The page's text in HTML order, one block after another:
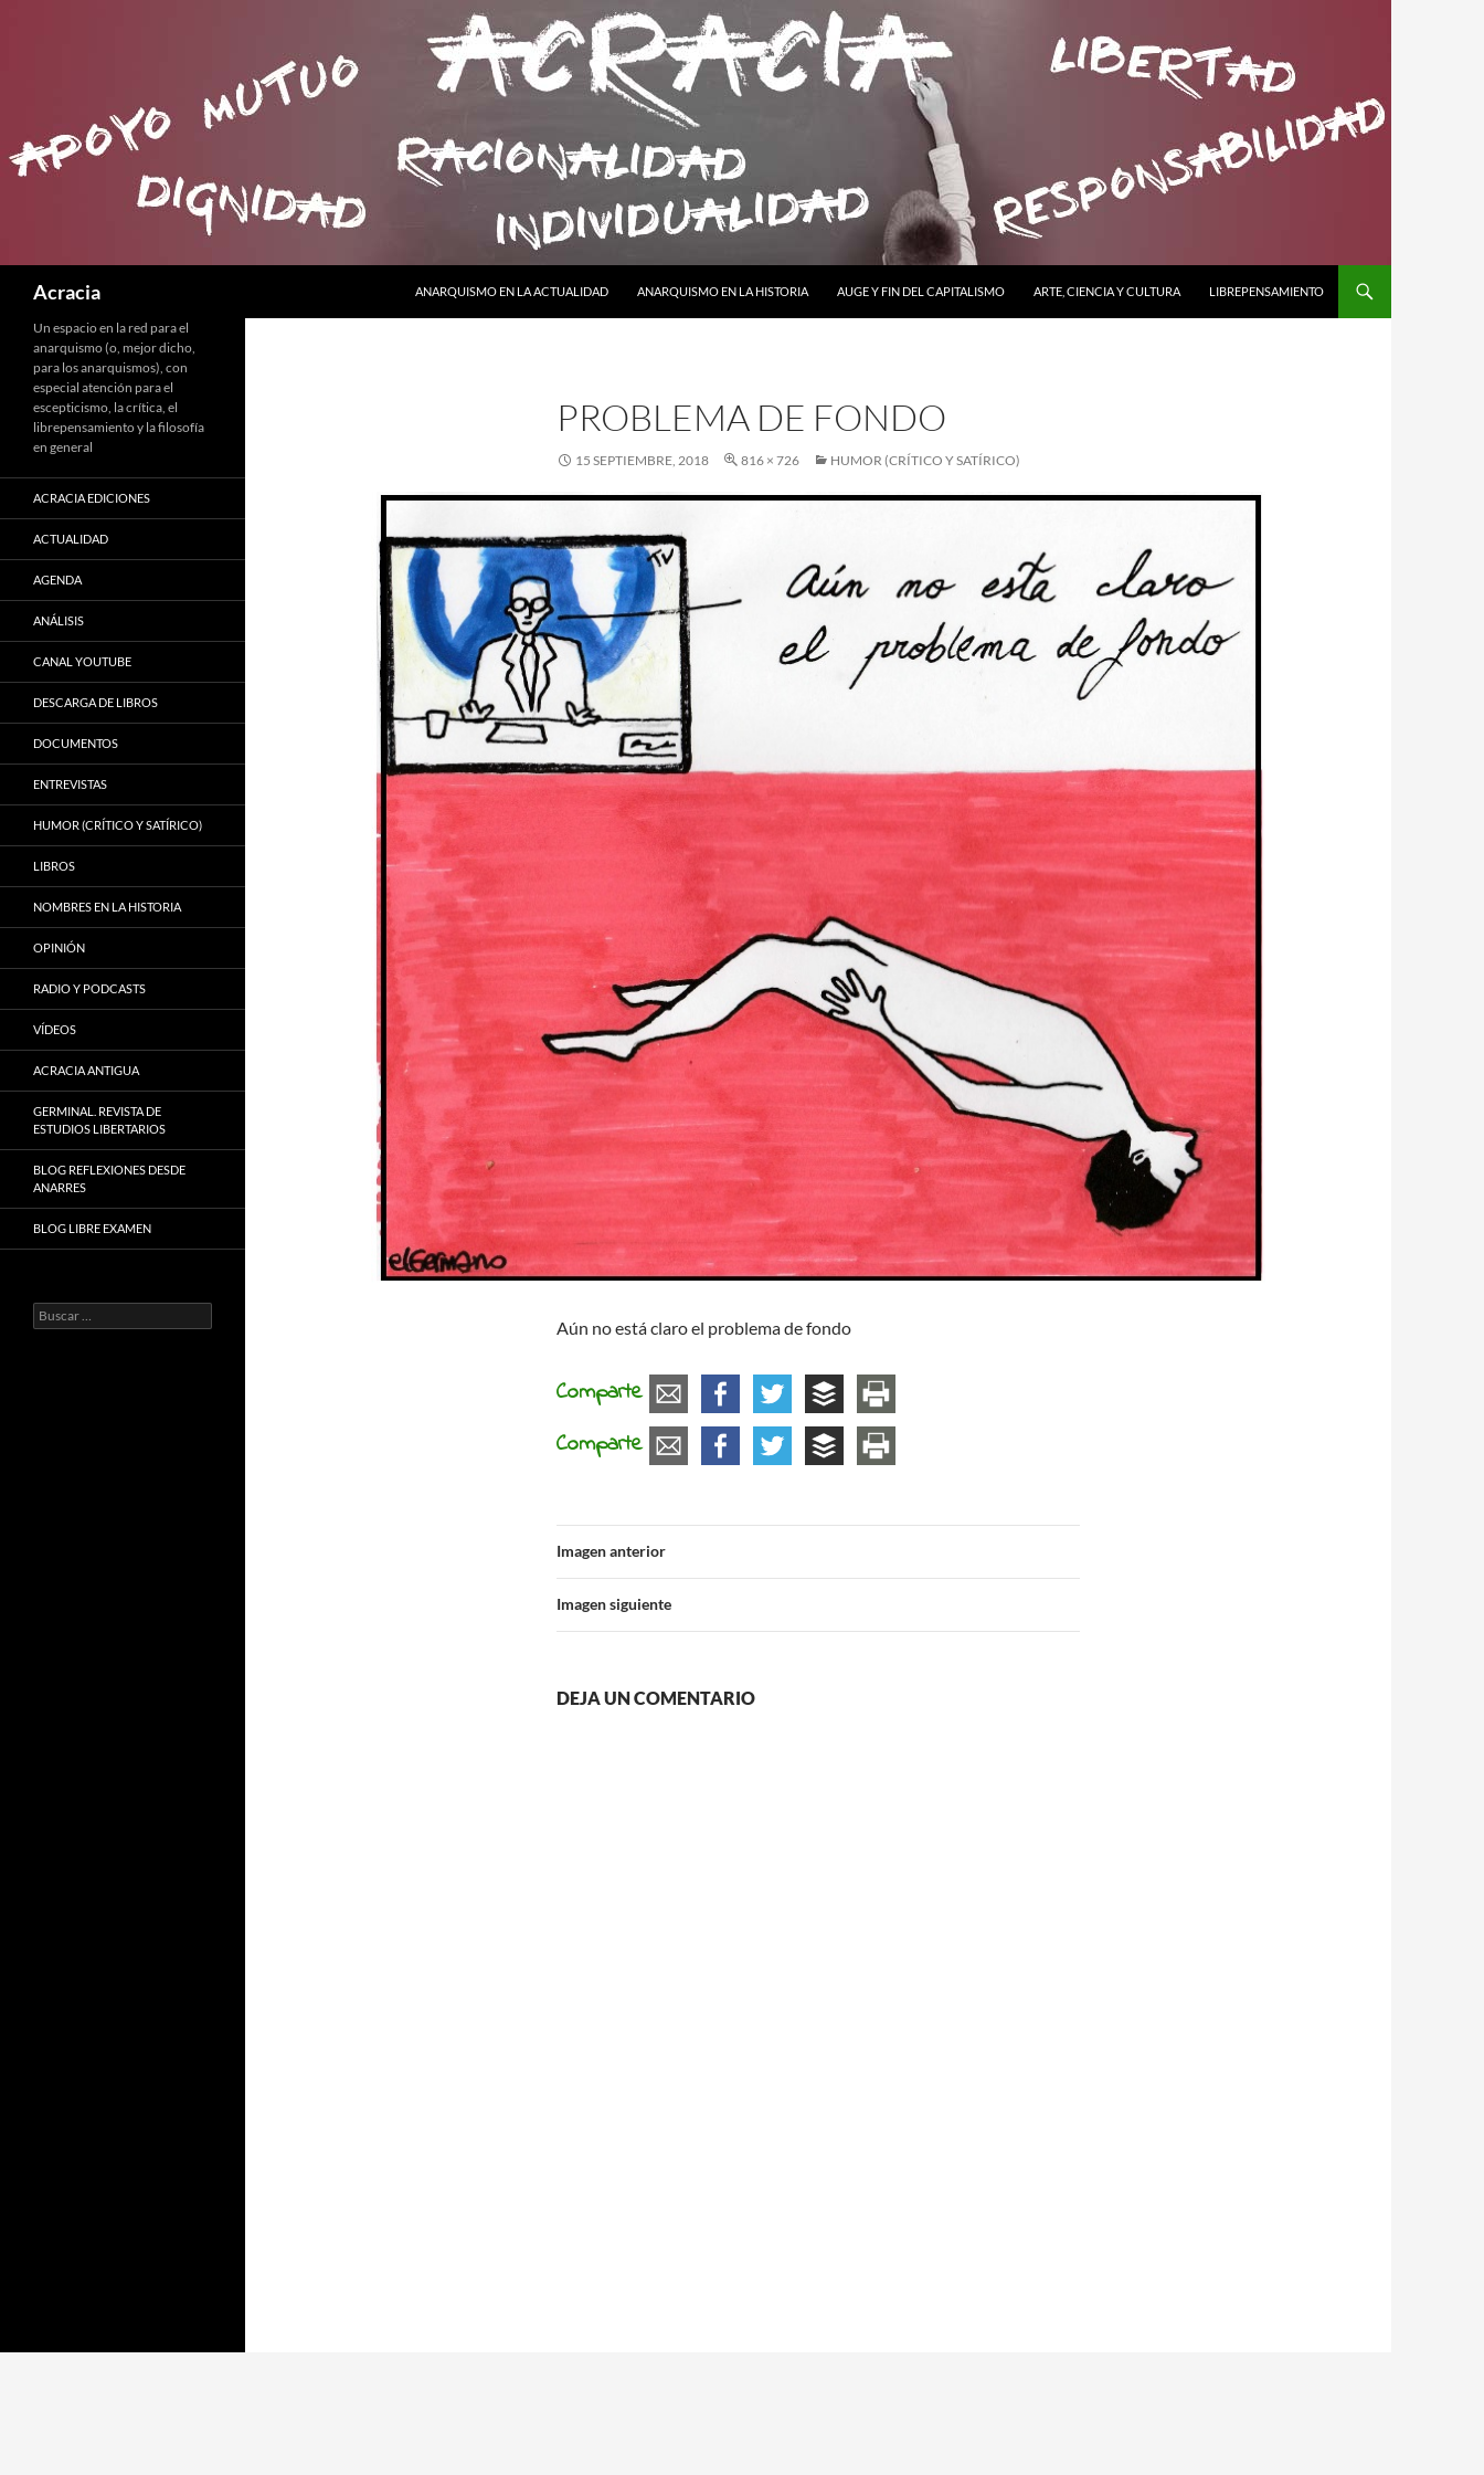
Acracia
ANARQUISMO EN LA ACTUALIDAD
ANARQUISMO EN LA HISTORIA AUGE Y FIN DEL CAPITALISMO ARTE, CIENCIA Y CULTURA LIBREPENSAMIENTO
PROBLEMA DE FONDO
15 SEPTIEMBRE, 2018 816 × 726 HUMOR (CRÍTICO Y SATÍRICO)
Aún no está claro el problema de fondo
Comparte
Comparte
Imagen anterior
Imagen siguiente
DEJA UN COMENTARIO
Un espacio en la red para el
anarquismo (o, mejor dicho,
para los anarquismos), con
especial atención para el
escepticismo, la crítica, el
librepensamiento y la filosofía
en general
ACRACIA EDICIONES
ACTUALIDAD
AGENDA
ANÁLISIS
CANAL YOUTUBE
DESCARGA DE LIBROS
DOCUMENTOS
ENTREVISTAS
HUMOR (CRÍTICO Y SATÍRICO)
LIBROS
NOMBRES EN LA HISTORIA
OPINIÓN
RADIO Y PODCASTS
VÍDEOS
ACRACIA ANTIGUA
GERMINAL. REVISTA DE
ESTUDIOS LIBERTARIOS
BLOG REFLEXIONES DESDE
ANARRES
BLOG LIBRE EXAMEN
Buscar: